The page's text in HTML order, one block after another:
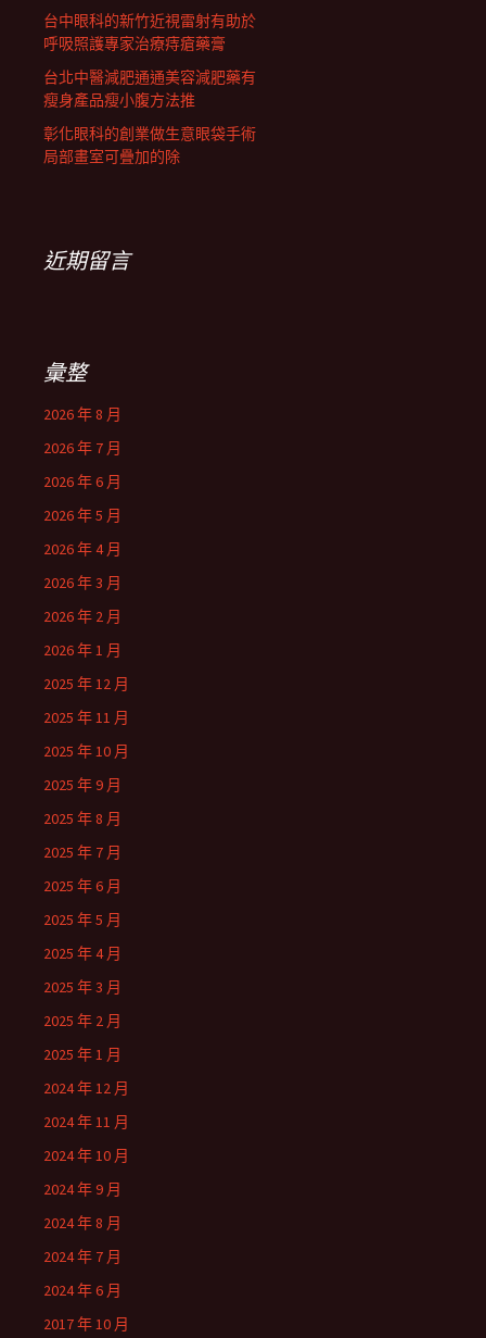
台中眼科的新竹近視雷射有助於
呼吸照護專家治療痔瘡藥膏
台北中醫減肥通通美容減肥藥有
瘦身產品瘦小腹方法推
彰化眼科的創業做生意眼袋手術
局部畫室可疊加的除
近期留言
彙整
2026 年 8 月
2026 年 7 月
2026 年 6 月
2026 年 5 月
2026 年 4 月
2026 年 3 月
2026 年 2 月
2026 年 1 月
2025 年 12 月
2025 年 11 月
2025 年 10 月
2025 年 9 月
2025 年 8 月
2025 年 7 月
2025 年 6 月
2025 年 5 月
2025 年 4 月
2025 年 3 月
2025 年 2 月
2025 年 1 月
2024 年 12 月
2024 年 11 月
2024 年 10 月
2024 年 9 月
2024 年 8 月
2024 年 7 月
2024 年 6 月
2017 年 10 月